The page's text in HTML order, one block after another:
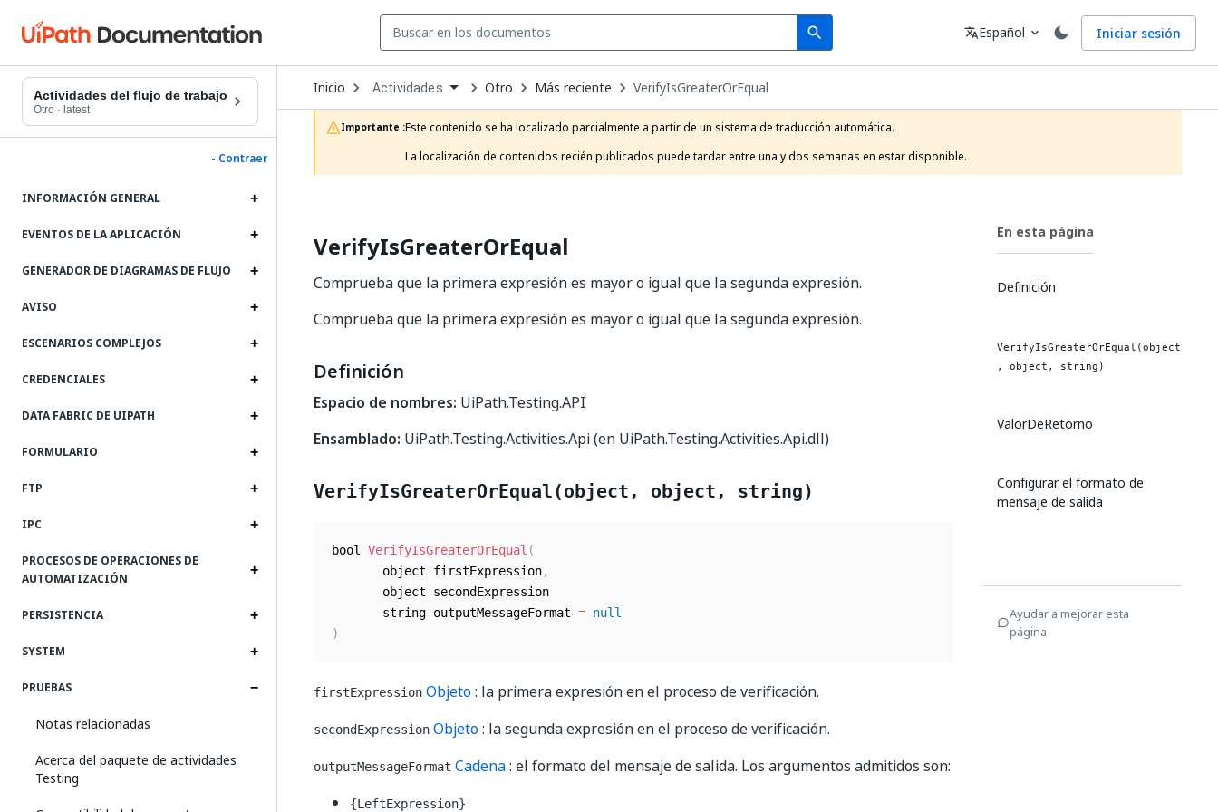
search
Search Idioma
translateEspañol expand_more Iniciar sesión
Actividades del flujo de trabajo
Otro · latest
- Contraer
INFORMACIÓN GENERAL
EVENTOS DE LA APLICACIÓN
GENERADOR DE DIAGRAMAS DE FLUJO
AVISO
ESCENARIOS COMPLEJOS
CREDENCIALES
DATA FABRIC DE UIPATH
FORMULARIO
FTP
IPC
PROCESOS DE OPERACIONES DE
AUTOMATIZACIÓN
PERSISTENCIA
SYSTEM
PRUEBAS
Notas relacionadas
Acerca del paquete de actividades
Testing
Inicio Open
Dropdown
to
choose
product
Actividades Otro Más reciente VerifyIsGreaterOrEqual
Importante :Este contenido se ha localizado parcialmente a partir de un sistema de traducción automática.
La localización de contenidos recién publicados puede tardar entre una y dos semanas en estar disponible.
VerifyIsGreaterOrEqual
Comprueba que la primera expresión es mayor o igual que la segunda expresión.
Comprueba que la primera expresión es mayor o igual que la segunda expresión.
Definición
Espacio de nombres: UiPath.Testing.API
Ensamblado: UiPath.Testing.Activities.Api (en UiPath.Testing.Activities.Api.dll)
VerifyIsGreaterOrEqual(object, object, string)
bool VerifyIsGreaterOrEqual (
       object firstExpression
,
       object secondExpression
       string outputMessageFormat
= null
)
firstExpression Objeto: la primera expresión en el proceso de verificación.
secondExpression Objeto: la segunda expresión en el proceso de verificación.
outputMessageFormat Cadena: el formato del mensaje de salida. Los argumentos admitidos son:
{LeftExpression}
En esta página
Definición
VerifyIsGreaterOrEqual(object
, object, string)
ValorDeRetorno
Configurar el formato de
mensaje de salida
Ayudar a mejorar esta
página